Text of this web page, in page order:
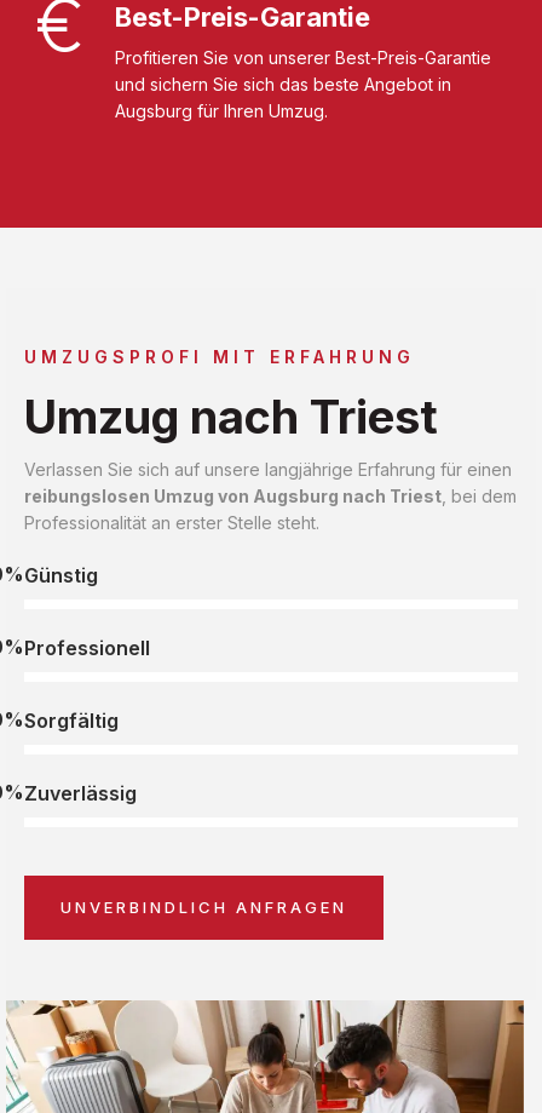
Best-Preis-Garantie
Profitieren Sie von unserer Best-Preis-Garantie
und sichern Sie sich das beste Angebot in
Augsburg für Ihren Umzug.
UMZUGSPROFI MIT ERFAHRUNG
Umzug nach Triest
Verlassen Sie sich auf unsere langjährige Erfahrung für einen
reibungslosen Umzug von Augsburg nach Triest , bei dem
Professionalität an erster Stelle steht.
Günstig
Professionell
Sorgfältig
Zuverlässig
UNVERBINDLICH ANFRAGEN